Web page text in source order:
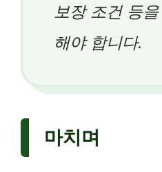
보장 조건 등
해야 합니다.
마치며